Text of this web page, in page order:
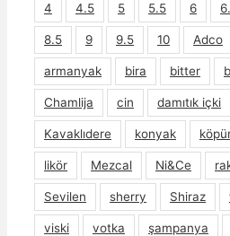
4 4.5 5 5.5 6
8.5 9 9.5 10 Adco
armanyak bira bitter
Chamlija cin damıtık içki
Kavaklıdere konyak
likör Mezcal Ni&Ce
Sevilen sherry Shiraz
viski votka şampanya